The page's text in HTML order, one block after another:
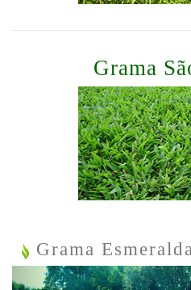
Grama
Grama
Previous